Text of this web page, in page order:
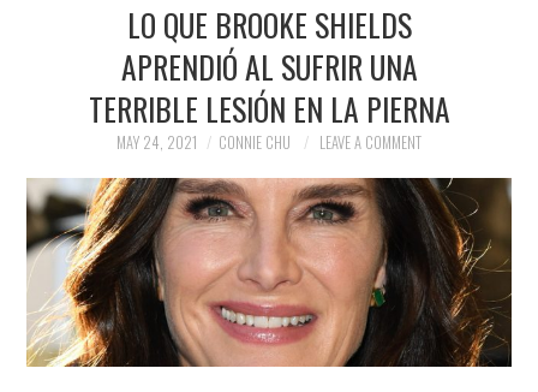
POLITICS
SOCIETY
SPORTS
TECHNOLOGY
LO QUE BROOKE SHIELDS
APRENDIÓ AL SUFRIR UNA
TERRIBLE LESIÓN EN LA PIERNA
MAY 24, 2021 CONNIE CHU LEAVE A COMMENT